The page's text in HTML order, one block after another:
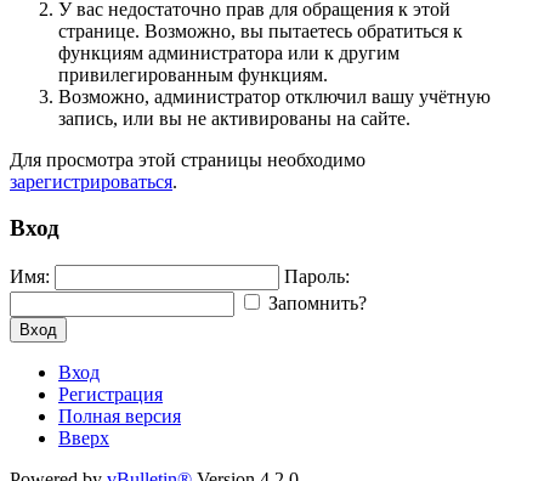
У вас недостаточно прав для обращения к этой
странице. Возможно, вы пытаетесь обратиться к
функциям администратора или к другим
привилегированным функциям.
Возможно, администратор отключил вашу учётную
запись, или вы не активированы на сайте.
Для просмотра этой страницы необходимо
зарегистрироваться.
Вход
Имя:
Пароль:
Запомнить?
Вход
Вход
Регистрация
Полная версия
Вверх